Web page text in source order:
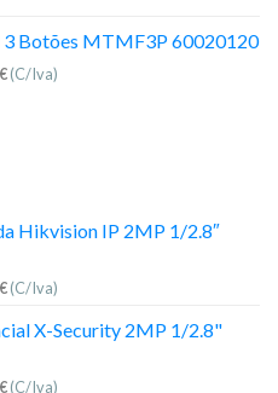
3 Botões MTMF3P 60020120
€(C/Iva)
Hikvision IP 2MP 1/2.8″
€(C/Iva)
X-Security 2MP 1/2.8"
€(C/Iva)